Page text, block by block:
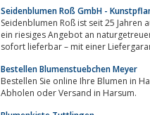
Seidenblumen Roß GmbH -
Seidenblumen Roß ist seit 25
ein riesiges Angebot an
sofort lieferbar – mit einer
Bestellen Blumenstuebchen Meyer
Bestellen Sie online Ihre Blumen in Harsum Sie stellen
Abholen oder Versand in Harsum.